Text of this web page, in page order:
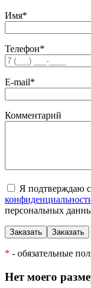
Имя*
Телефон*
E-mail*
Комментарий
Я подтверждаю
персональных
* - обязательные
Нет моего